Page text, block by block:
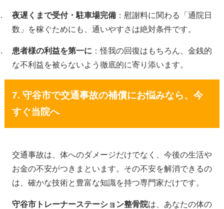
夜遅くまで受付・駐車場完備：慰謝料に関わる「通院日
数」を稼ぐためにも、通いやすさは絶対条件です。
患者様の利益を第一に ：怪我の回復はもちろん、金銭的
な不利益を被らないよう徹底的に寄り添います。
7. 守谷市で交通事故の補償にお悩みなら、今
すぐ当院へ
交通事故は、体へのダメージだけでなく、今後の生活や
お金の不安がつきまといます。その不安を解消できるの
は、確かな技術と豊富な知識を持つ専門家だけです。
守谷市トレーナーステーション整骨院は、あなたの体の